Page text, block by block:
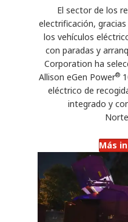
El sector de los
electrificación,
los vehículos
con paradas y
Corporation ha
Allison eGen Power®
eléctrico de
integrado y
Más